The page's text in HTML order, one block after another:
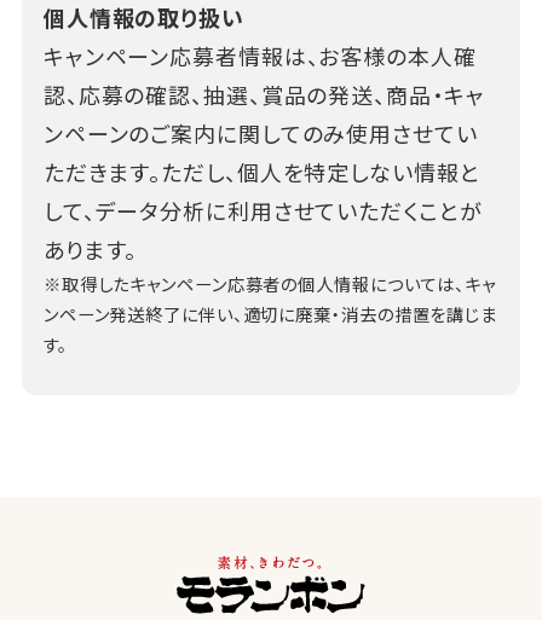
個人情報の取り扱い
キャンペーン応募者情報は、お客様の本人確
認、応募の確認、抽選、賞品の発送、商品・キャ
ンペーンのご案内に関してのみ使用させてい
ただきます。ただし、個人を特定しない情報と
して、データ分析に利用させていただくことが
あります。
※取得したキャンペーン応募者の個人情報については、キャ
ンペーン発送終了に伴い、適切に廃棄・消去の措置を講じま
す。